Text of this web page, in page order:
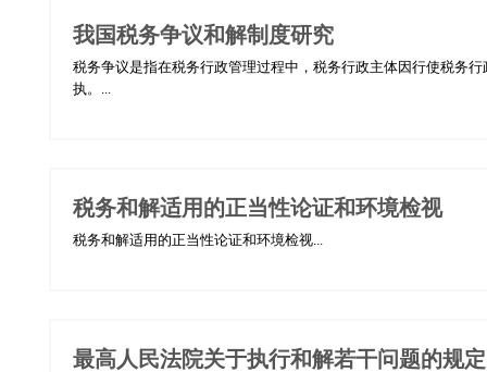
我国税务争议和解制度研究
税务争议是指在税务行政管理过程中，税务行政主体因行使税务
执。...
税务和解适用的正当性论证和环境检视
税务和解适用的正当性论证和环境检视...
最高人民法院关于执行和解若干问题的规定